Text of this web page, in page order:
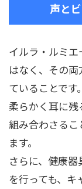
声と
イルラ・ルミ
はなく、その
ていることです。
柔らかく耳に
組み合わさるこ
ます。
さらに、健康
を行っても、